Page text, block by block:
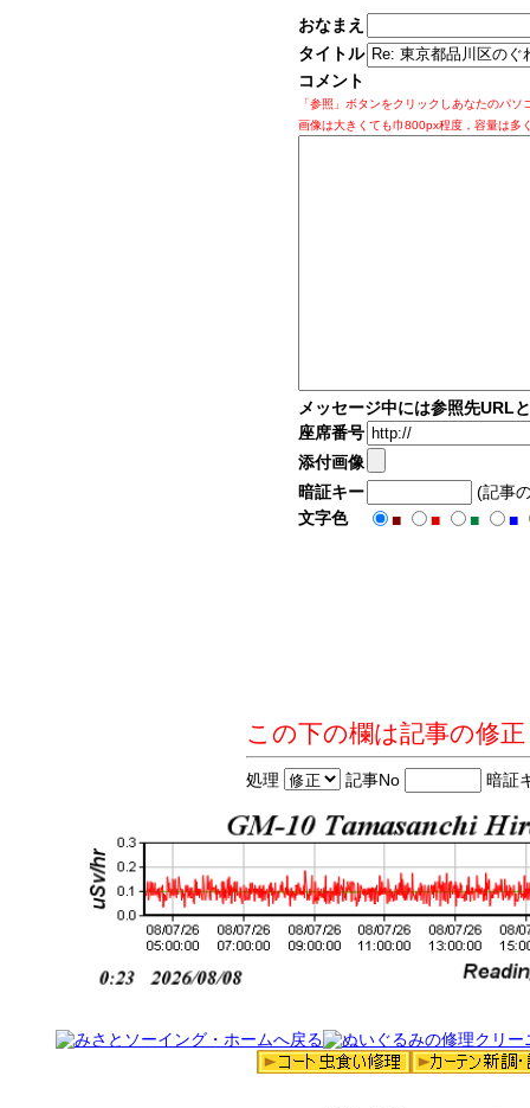
おなまえ
タイトル
コメント
「参照」ボタンをクリックしあなたのパ
画像は大きくても巾800px程度，容量は多
メッセージ中には参照先URL
座席番号
添付画像
暗証キー
(記事
文字色
■ ■ ■ ■
この下の欄は記事の修
処理 記事No 暗証